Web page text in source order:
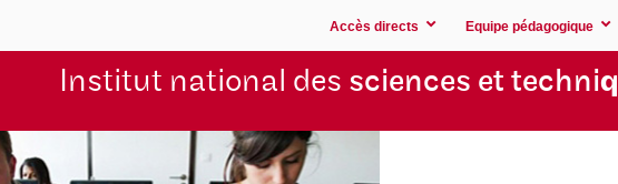
Accès directs Equipe pédagogique
Institut national des sciences et techni